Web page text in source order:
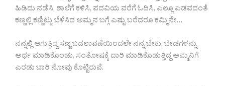
ಹಿಡಿದು ನಡೆಸಿ, ಶಾಲೆಗೆ ಕಳಿಸಿ, ಪದವಿಯ ವರೆಗೆ ಓದಿಸಿ, ಎಲ್ಲೂ ಎಡವದಂತೆ
ಕಣ್ಣಲ್ಲಿ ಕಣ್ಣಿಟ್ಟು ಬೆಳೆಸಿದ ಅಮ್ಮನ ಬಗ್ಗೆ ಎಷ್ಟು ಬರೆದರೂ ಕಮ್ಮಿನೇ…
ನನ್ನಲ್ಲಿ ಆಗುತ್ತಿದ್ದ ಸಣ್ಣ ಬದಲಾವಣೆಯಿಂದಲೇ ನನ್ನ ಬೇಕು, ಬೇಡಗಳನ್ನು
ಅರ್ಥ ಮಾಡಿಕೊಂಡು, ಸಂತೋಷಕ್ಕೆ ದಾರಿ ಮಾಡಿಕೊಡುತ್ತಿದ್ದ ಅಮ್ಮನಿಗೆ
ಎರಡು ಬಾರಿ ನೋವು ಕೊಟ್ಟಿರುವೆ.